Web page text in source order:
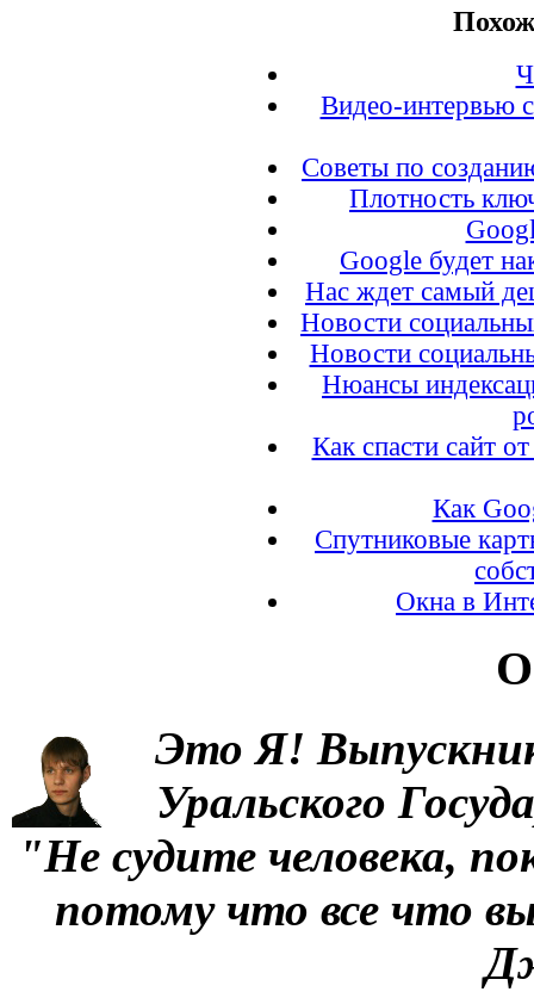
Видео-интервью
Советы по
Плотность
Google будет
Нас ждет самый
Новости
Новости
Нюансы
Как спасти сайт
Как
Спутниковые
Окна в
Это Я!
Уральского
"Не судите человека,
потому что все что